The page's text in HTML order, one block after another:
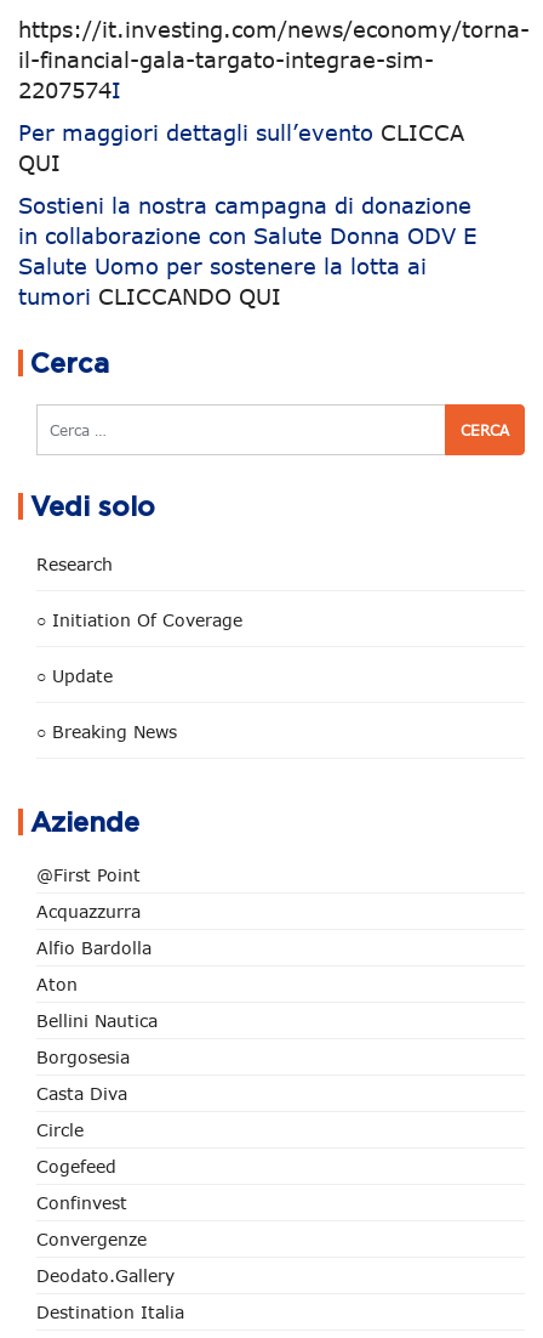
https://it.investing.com/news/economy/torna-
il-financial-gala-targato-integrae-sim-
2207574I
Per maggiori dettagli sull’evento CLICCA
QUI
Sostieni la nostra campagna di donazione
in collaborazione con Salute Donna ODV E
Salute Uomo per sostenere la lotta ai
tumori CLICCANDO QUI
Cerca
Cerca
Vedi solo
Research
○ Initiation Of Coverage
○ Update
○ Breaking News
Aziende
@First Point
Acquazzurra
Alfio Bardolla
Aton
Bellini Nautica
Borgosesia
Casta Diva
Circle
Cogefeed
Confinvest
Convergenze
Deodato.Gallery
Destination Italia